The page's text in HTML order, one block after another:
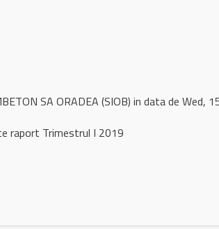
SA ORADEA (SIOB) in data de Wed,
raport Trimestrul I 2019